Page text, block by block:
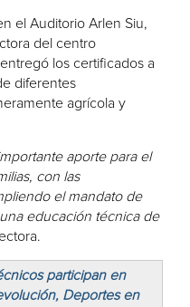
el Auditorio Arlen Siu,
del centro
los certificados a
diferentes
agrícola y
aporte para el
con las
el mandato de
educación técnica de
participan en
Deportes en